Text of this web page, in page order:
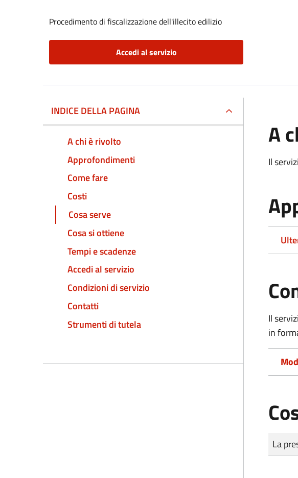
Procedimento di fiscalizzazione dell'illecito edilizio
Accedi al servizio
INDICE DELLA PAGINA
A chi è rivolto
Approfondimenti
Come fare
Costi
Cosa serve
Cosa si ottiene
Tempi e scadenze
Accedi al servizio
Condizioni di servizio
Contatti
Strumenti di tutela
A
Il
Il
in
Tipo
La